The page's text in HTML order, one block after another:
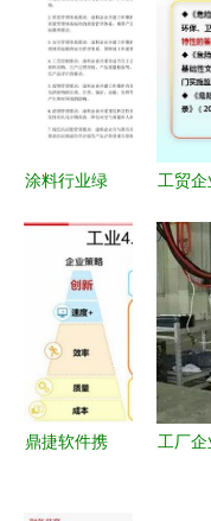
涂料行业绿
色产品认定
管理办法及
其企业管理
路径探析
工贸
全管理
规范
鼎捷软件携
工厂